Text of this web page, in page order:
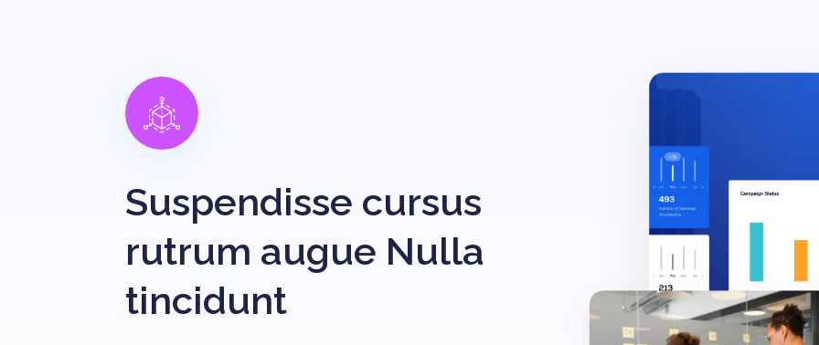
Suspendisse cursus
rutrum augue Nulla
tincidunt